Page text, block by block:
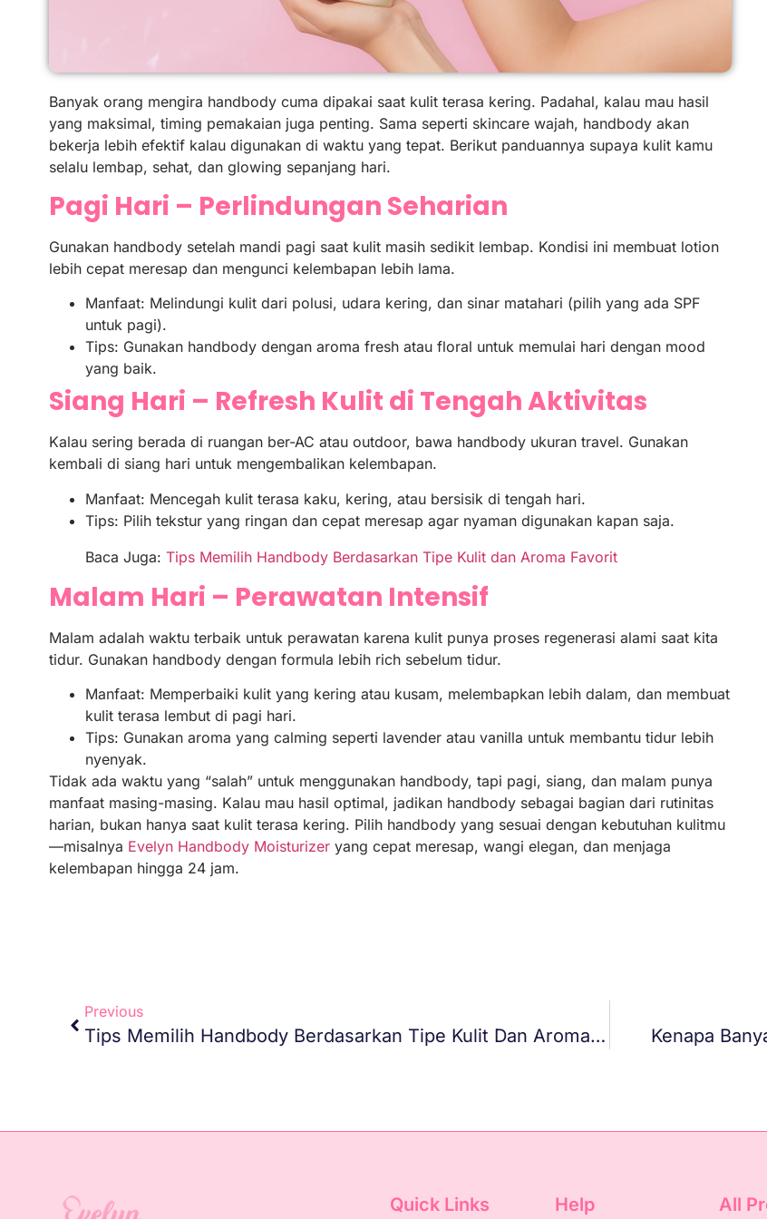
Banyak orang mengira handbody cuma dipakai saat kulit terasa kering. Padahal, kalau mau hasil
yang maksimal, timing pemakaian juga penting. Sama seperti skincare wajah, handbody akan
bekerja lebih efektif kalau digunakan di waktu yang tepat. Berikut panduannya supaya kulit kamu
selalu lembap, sehat, dan glowing sepanjang hari.
Pagi Hari – Perlindungan Seharian
Gunakan handbody setelah mandi pagi saat kulit masih sedikit lembap. Kondisi ini membuat lotion
lebih cepat meresap dan mengunci kelembapan lebih lama.
Manfaat: Melindungi kulit dari polusi, udara kering, dan sinar matahari (pilih yang ada SPF
untuk pagi).
Tips: Gunakan handbody dengan aroma fresh atau floral untuk memulai hari dengan mood
yang baik.
Siang Hari – Refresh Kulit di Tengah Aktivitas
Kalau sering berada di ruangan ber-AC atau outdoor, bawa handbody ukuran travel. Gunakan
kembali di siang hari untuk mengembalikan kelembapan.
Manfaat: Mencegah kulit terasa kaku, kering, atau bersisik di tengah hari.
Tips: Pilih tekstur yang ringan dan cepat meresap agar nyaman digunakan kapan saja.
Baca Juga: Tips Memilih Handbody Berdasarkan Tipe Kulit dan Aroma Favorit
Malam Hari – Perawatan Intensif
Malam adalah waktu terbaik untuk perawatan karena kulit punya proses regenerasi alami saat kita
tidur. Gunakan handbody dengan formula lebih rich sebelum tidur.
Manfaat: Memperbaiki kulit yang kering atau kusam, melembapkan lebih dalam, dan membuat
kulit terasa lembut di pagi hari.
Tips: Gunakan aroma yang calming seperti lavender atau vanilla untuk membantu tidur lebih
nyenyak.
Tidak ada waktu yang “salah” untuk menggunakan handbody, tapi pagi, siang, dan malam punya
manfaat masing-masing. Kalau mau hasil optimal, jadikan handbody sebagai bagian dari rutinitas
harian, bukan hanya saat kulit terasa kering. Pilih handbody yang sesuai dengan kebutuhan kulitmu
—misalnya Evelyn Handbody Moisturizeryang cepat meresap, wangi elegan, dan menjaga
kelembapan hingga 24 jam.
Previous
Tips Memilih Handbody Berdasarkan Tipe Kulit Dan Aroma Favorit Kenapa
Quick Links Help All